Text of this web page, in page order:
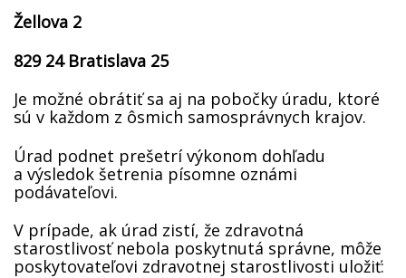
Žellova 2
829 24 Bratislava 25
Je možné obrátiť sa aj na pobočky úradu, ktoré
sú v každom z ôsmich samosprávnych krajov.
Úrad podnet prešetrí výkonom dohľadu
a výsledok šetrenia písomne oznámi
podávateľovi.
V prípade, ak úrad zistí, že zdravotná
starostlivosť nebola poskytnutá správne, môže
poskytovateľovi zdravotnej starostlivosti uložiť: